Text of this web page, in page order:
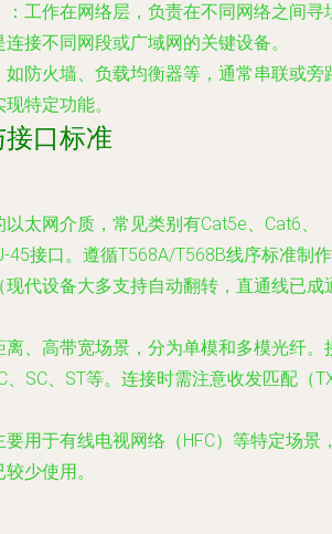
：工作在网络层，负责在不同网络之间寻
接不同网段或广域网的关键设备。
如防火墙、负载均衡器等，通常串联或旁
特定功能。
口标准
以太网介质，常见类别有Cat5e、Cat6、
45接口。遵循T568A/T568B线序标准制作
现代设备大多支持自动翻转，直通线已成
离、高带宽场景，分为单模和多模光纤。
、SC、ST等。连接时需注意收发匹配（
要用于有线电视网络（HFC）等特定场景
少使用。